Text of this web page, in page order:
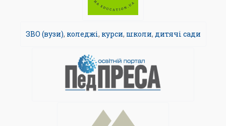
ЗВО (вузи), коледжі, курси, школи, дитячі сади